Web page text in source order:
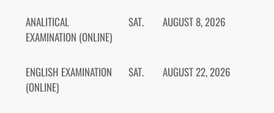
ANALITICAL
EXAMINATION (ONLINE)
SAT. AUGUST 8, 2026
ENGLISH EXAMINATION
(ONLINE)
SAT. AUGUST 22, 2026